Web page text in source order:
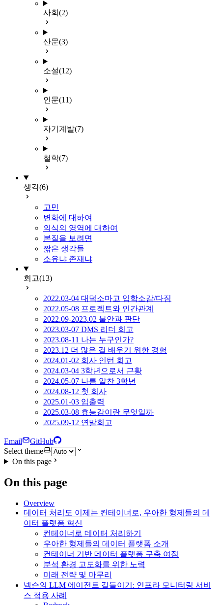
사회 (2)
산문(3)
소설(12)
인문(11)
자기계발(7)
철학(7)
생각(6)
고민
변화에 대하여
의식의 영역에 대하여
본질을 보려면
짧은 생각들
소유냐 존재냐
회고(13)
2022.03-04 대덕소마고 입학소감/다짐
2022.05-08 프로젝트와 인간관계
2022.09-2023.02 불안과 판단
2023.03-07 DMS 리더 회고
2023.08-11 나는 누구인가?
2023.12 더 많은 걸 배우기 위한 경험
2024.01-02 회사 인턴 회고
2024.03-04 3학년으로서 근황
2024.05-07 나름 알찬 3학년
2024.08-12 첫 회사
2025.01-03 입출력
2025.03-08 효능감이란 무엇일까
2025.09-12 연말회고
Email
GitHub
Select theme
On this page
On this page
Overview
데이터 처리도 이제는 컨테이너로, 우아한 형제들의 데
이터 플랫폼 혁신
컨테이너로 데이터 처리하기
우아한 형제들의 데이터 플랫폼 소개
컨테이너 기반 데이터 플랫폼 구축 여점
분석 환경 고도화를 위한 노력
미래 전략 및 마무리
넥슨의 LLM 에이전트 길들이기: 인프라 모니터링 서비
스 적용 사례